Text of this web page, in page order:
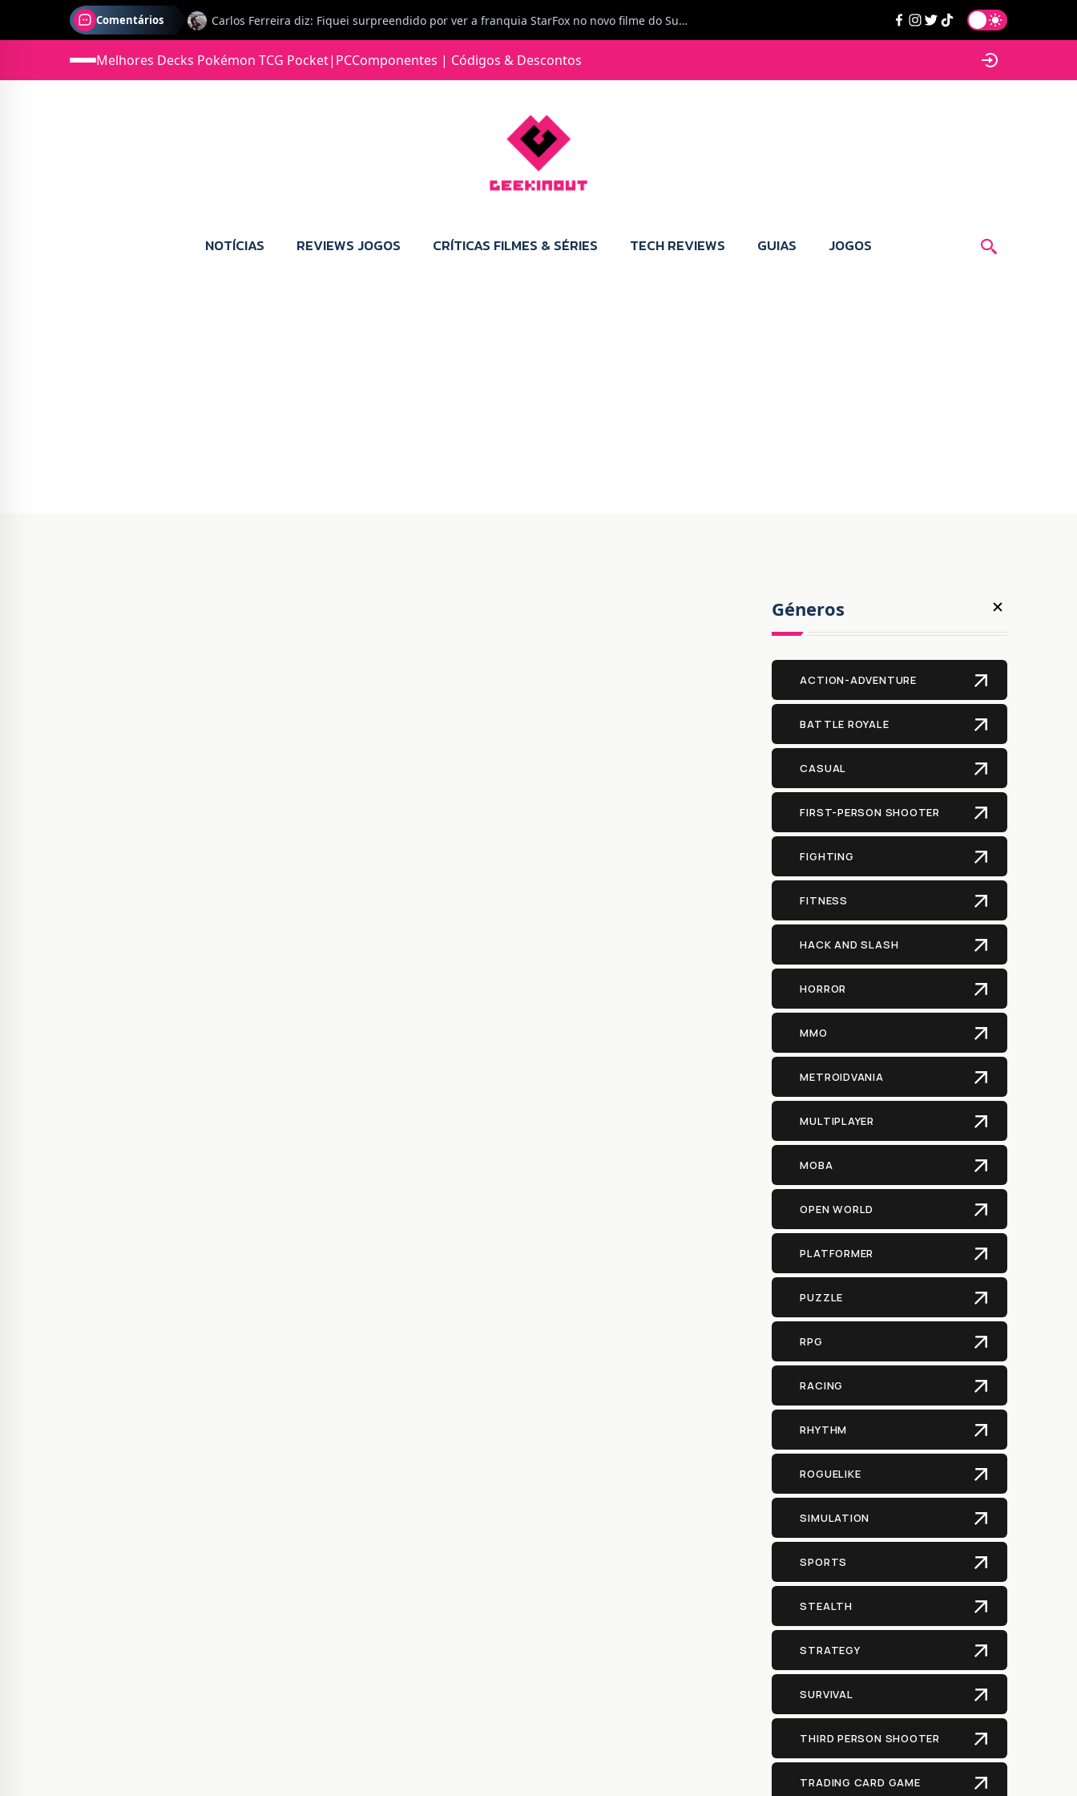
Comentários Carlos Ferreira diz: Fiquei surpreendido por ver a franquia StarFox no novo filme do Super Mario Galaxy - O filme. Boa! O tema de espaço está de novo na moda.
Jonas diz: Estou seriamente com vontade para comprar para a Switch 2 :P
Melhores Decks Pokémon TCG Pocket| PCComponentes | Códigos & Descontos
NOTÍCIAS REVIEWS JOGOS CRÍTICAS FILMES & SÉRIES TECH REVIEWS GUIAS JOGOS
Géneros
ACTION-ADVENTURE
BATTLE ROYALE
CASUAL
FIRST-PERSON SHOOTER
FIGHTING
FITNESS
HACK AND SLASH
HORROR
MMO
METROIDVANIA
MULTIPLAYER
MOBA
OPEN WORLD
PLATFORMER
PUZZLE
RPG
RACING
RHYTHM
ROGUELIKE
SIMULATION
SPORTS
STEALTH
STRATEGY
SURVIVAL
THIRD PERSON SHOOTER
TRADING CARD GAME